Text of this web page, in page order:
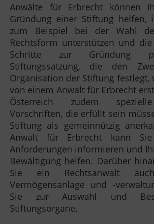
Anwälte für Erbrecht können
Gründung einer Stiftung helfen,
zum Beispiel bei der Wahl
Rechtsform unterstützen und
Schritte zur Gründung
Stiftungssatzung, die den
Organisation der Stiftung festlegt,
von einem Anwalt für Erbrecht
Österreich zudem
Vorschriften, die erfüllt sein
Stiftung als gemeinnützig
Anwalt für Erbrecht kann
Anforderungen informieren und
Bewältigung helfen. Darüber
Sie ein Rechtsanwalt
Vermögensanlage und -
Sie zur Auswahl und
Stiftungsorgane.